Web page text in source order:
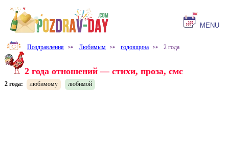
MENU
Поздравления ⤐ Любимым ⤐ годовщина ⤐ 2 года
2 года отношений — стихи, проза, смс
2 года: любимому любимой